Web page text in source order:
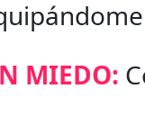
MIEDO: